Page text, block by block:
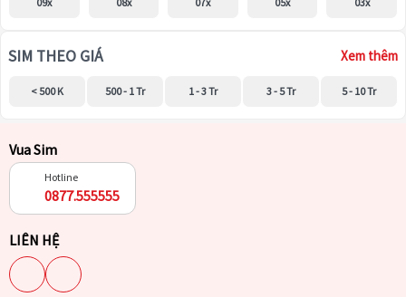
SIM THEO GIÁ Xem thêm
< 500 K 500 - 1 Tr 1 - 3 Tr 3 - 5 Tr 5 - 10 Tr
Vua Sim
Hotline
0877.555555
LIÊN HỆ